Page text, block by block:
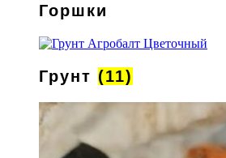
Горшки
Грунт (11)